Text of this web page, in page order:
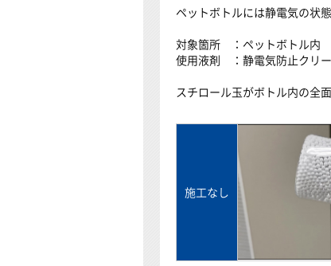
ペットボトルには静電気の状
対象箇所 ：ペットボトル内
使用液剤 ：静電気防止クリ
スチロール玉がボトル内の全
施工なし